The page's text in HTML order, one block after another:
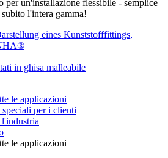
per un'installazione flessibile - semplice
l'intera gamma!
in ghisa malleabile
le applicazioni
per i clienti
le applicazioni